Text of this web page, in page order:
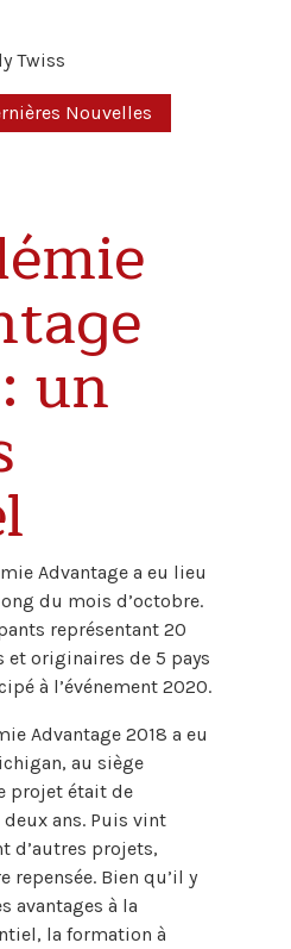
Twiss
Nouvelles
un
Advantage a eu lieu
du mois d’octobre.
représentant 20
et originaires de 5 pays
à l’événement 2020.
Advantage 2018 a eu
au siège
projet était de
ans. Puis vint
d’autres projets,
repensée. Bien qu’il y
avantages à la
la formation à